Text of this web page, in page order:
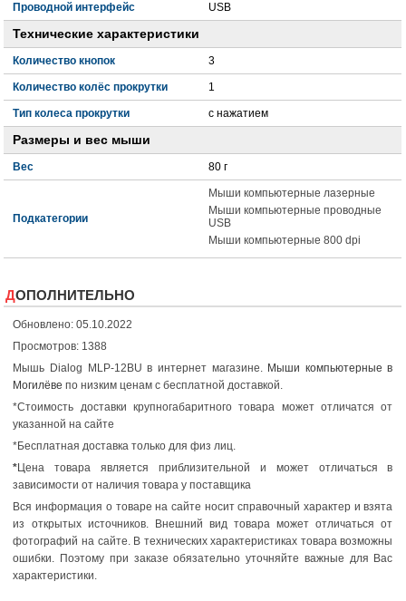
Проводной интерфейс USB
Технические характеристики
Количество кнопок 3
Количество колёс прокрутки 1
Тип колеса прокрутки с нажатием
Размеры и вес мыши
Вес 80 г
Подкатегории
Мыши компьютерные лазерные
Мыши компьютерные проводные
USB
Мыши компьютерные 800 dpi
ДОПОЛНИТЕЛЬНО
Обновлено: 05.10.2022
Просмотров: 1388
Мышь Dialog MLP-12BU в интернет магазине. Мыши компьютерные в
Могилёве по низким ценам с бесплатной доставкой.
*Стоимость доставки крупногабаритного товара может отличатся от
указанной на сайте
*Бесплатная доставка только для физ лиц.
*Цена товара является приблизительной и может отличаться в
зависимости от наличия товара у поставщика
Вся информация о товаре на сайте носит справочный характер и взята
из открытых источников. Внешний вид товара может отличаться от
фотографий на сайте. В технических характеристиках товара возможны
ошибки. Поэтому при заказе обязательно уточняйте важные для Вас
характеристики.